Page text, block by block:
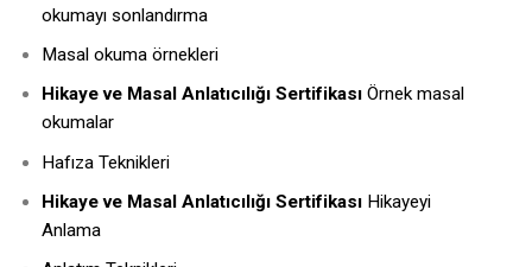
okumayı sonlandırma
Masal okuma örnekleri
Hikaye ve Masal Anlatıcılığı Sertifikası Örnek masal
okumalar
Hafıza Teknikleri
Hikaye ve Masal Anlatıcılığı Sertifikası Hikayeyi
Anlama